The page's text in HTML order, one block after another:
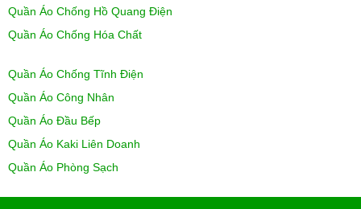
Quần Áo Chống Hồ Quang Điện
Quần Áo Chống Hóa Chất
Quần Áo Chống Tĩnh Điện
Quần Áo Công Nhân
Quần Áo Đầu Bếp
Quần Áo Kaki Liên Doanh
Quần Áo Phòng Sạch